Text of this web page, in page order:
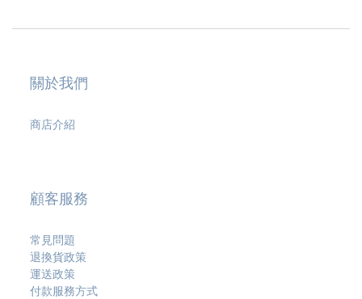
關於我們
商店介紹
顧客服務
常見問題
退換貨政策
運送政策
付款服務方式